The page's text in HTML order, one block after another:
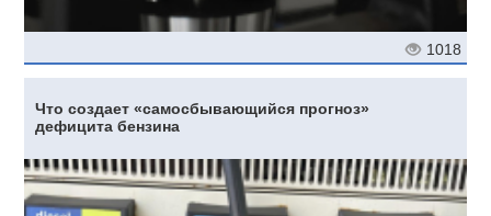
1018
Что создает «самосбывающийся прогноз»
дефицита бензина